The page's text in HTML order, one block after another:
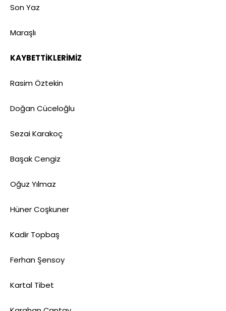
Son Yaz
Maraşlı
KAYBETTİKLERİMİZ
Rasim Öztekin
Doğan Cüceloğlu
Sezai Karakoç
Başak Cengiz
Oğuz Yılmaz
Hüner Coşkuner
Kadir Topbaş
Ferhan Şensoy
Kartal Tibet